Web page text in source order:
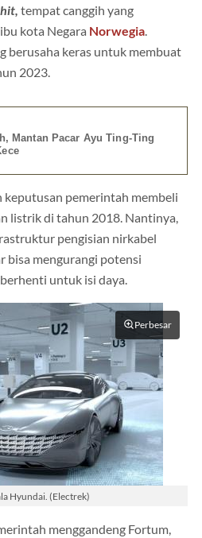
tempat canggih yang
, ibu kota Negara Norwegia
berusaha keras untuk membuat
2023.
Mantan Pacar Ayu Ting-Ting
keputusan pemerintah membeli
listrik di tahun 2018. Nantinya,
pengisian nirkabel
bisa mengurangi potensi
untuk isi daya.
Perbesar
Hyundai. (Electrek)
menggandeng Fortum,